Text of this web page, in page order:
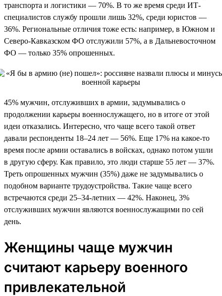
транспорта и логистики — 70%. В то же время среди ИТ-
специалистов службу прошли лишь 32%, среди юристов —
36%. Региональные отличия тоже есть: например, в Южном и
Северо-Кавказском ФО отслужили 57%, а в Дальневосточном
ФО — только 35% опрошенных.
45% мужчин, отслуживших в армии, задумывались о
продолжении карьеры военнослужащего, но в итоге от этой
идеи отказались. Интересно, что чаще всего такой ответ
давали респонденты 18–24 лет — 56%. Еще 17% на какое-то
время после армии оставались в войсках, однако потом ушли
в другую сферу. Как правило, это люди старше 55 лет — 37%.
Треть опрошенных мужчин (35%) даже не задумывались о
подобном варианте трудоустройства. Такие чаще всего
встречаются среди 25–34-летних — 42%. Наконец, 3%
отслуживших мужчин являются военнослужащими по сей
день.
Женщины чаще мужчин
считают карьеру военного
привлекательной